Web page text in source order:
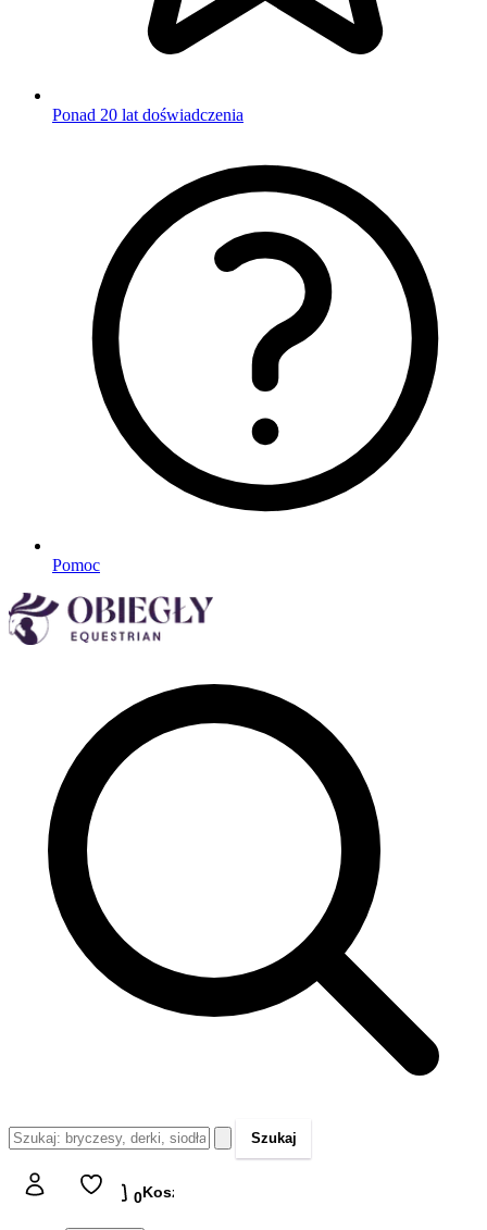
Ponad 20 lat doświadczenia
Pomoc
Szukaj
Koszyk 0Koszyk